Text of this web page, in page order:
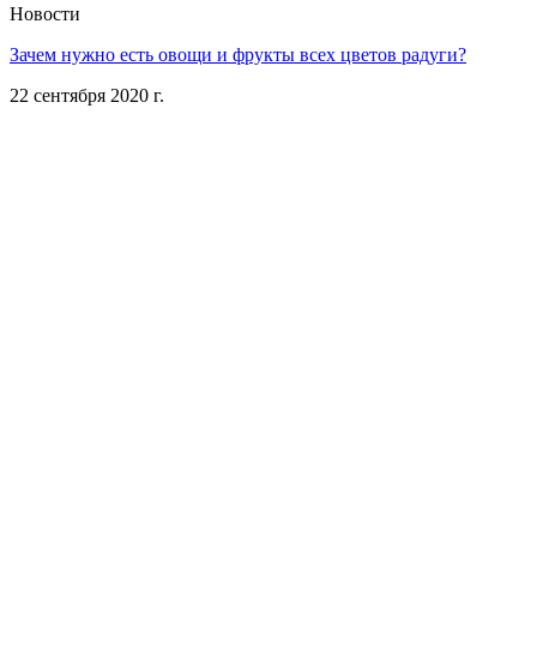
Новости
Зачем нужно есть овощи и фрукты всех цветов радуги?
22 сентября 2020 г.